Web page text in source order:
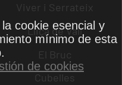
Viver i Serrateix
Lliçà de Vall
El Bruc
Cubelles
cookie esencial y
mínimo de esta
de cookies